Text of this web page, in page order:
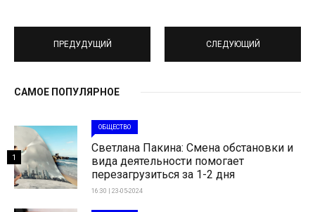
ПРЕДУДУЩИЙ СЛЕДУЮЩИЙ
САМОЕ ПОПУЛЯРНОЕ
ОБЩЕСТВО
Светлана Пакина: Смена обстановки и
вида деятельности помогает
перезагрузиться за 1-2 дня
16:30 | 23-05-2024
1